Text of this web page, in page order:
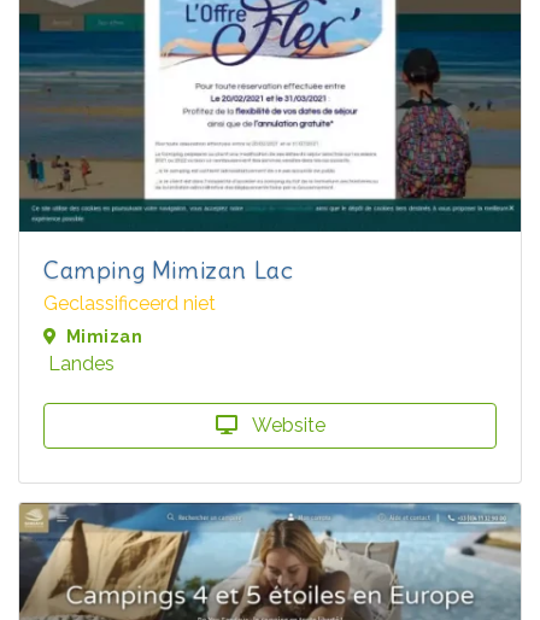
Camping Mimizan Lac
Geclassificeerd niet
Mimizan
Landes
Website